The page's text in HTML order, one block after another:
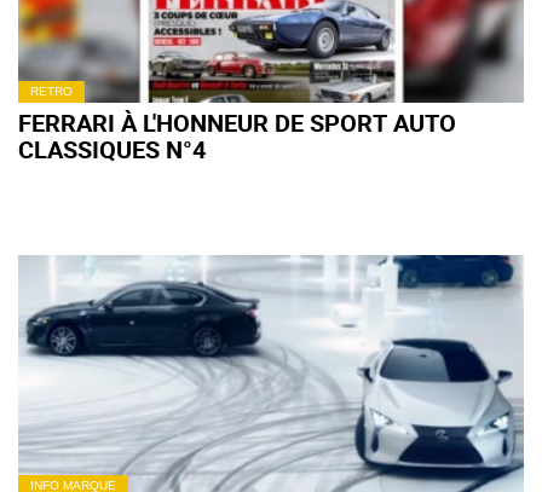
RETRO
FERRARI À L'HONNEUR DE SPORT AUTO
CLASSIQUES N°4
INFO MARQUE